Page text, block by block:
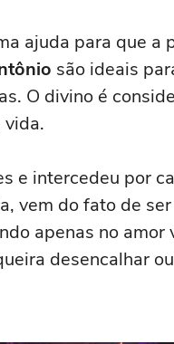
ajuda para que a
são ideais
O divino é
vida.
e intercedeu por
vem do fato de
apenas no amor
desencalhar